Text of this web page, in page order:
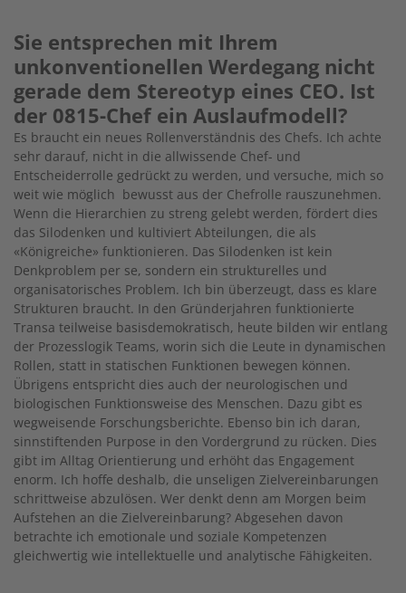
Sie entsprechen mit Ihrem
unkonventionellen Werdegang nicht
gerade dem Stereotyp eines CEO. Ist
der 0815-Chef ein Auslaufmodell?
Es braucht ein neues Rollenverständnis des Chefs. Ich achte
sehr darauf, nicht in die allwissende Chef- und
Entscheiderrolle gedrückt zu werden, und versuche, mich so
weit wie möglich bewusst aus der Chefrolle rauszunehmen.
Wenn die Hierarchien zu streng gelebt werden, fördert dies
das Silodenken und kultiviert Abteilungen, die als
«Königreiche» funktionieren. Das Silodenken ist kein
Denkproblem per se, sondern ein strukturelles und
organisatorisches Problem. Ich bin überzeugt, dass es klare
Strukturen braucht. In den Gründerjahren funktionierte
Transa teilweise basisdemokratisch, heute bilden wir entlang
der Prozesslogik Teams, worin sich die Leute in dynamischen
Rollen, statt in statischen Funktionen bewegen können.
Übrigens entspricht dies auch der neurologischen und
biologischen Funktionsweise des Menschen. Dazu gibt es
wegweisende Forschungsberichte. Ebenso bin ich daran,
sinnstiftenden Purpose in den Vordergrund zu rücken. Dies
gibt im Alltag Orientierung und erhöht das Engagement
enorm. Ich hoffe deshalb, die unseligen Zielvereinbarungen
schrittweise abzulösen. Wer denkt denn am Morgen beim
Aufstehen an die Zielvereinbarung? Abgesehen davon
betrachte ich emotionale und soziale Kompetenzen
gleichwertig wie intellektuelle und analytische Fähigkeiten.